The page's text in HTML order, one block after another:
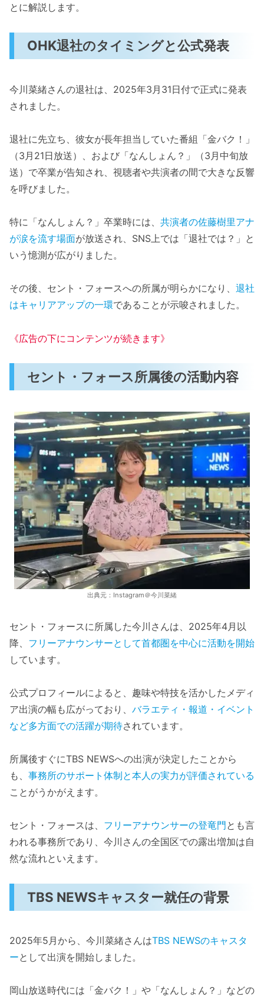
とに解説します。
OHK退社のタイミングと公式発表
今川菜緒さんの退社は、2025年3月31日付で正式に発表
されました。
退社に先立ち、彼女が長年担当していた番組「金バク！」
（3月21日放送）、および「なんしょん？」（3月中旬放
送）で卒業が告知され、視聴者や共演者の間で大きな反響
を呼びました。
特に「なんしょん？」卒業時には、 共演者の佐藤樹里アナ
が涙を流す場面が放送され、SNS上では「退社では？」と
いう憶測が広がりました。
その後、セント・フォースへの所属が明らかになり、 退社
はキャリアアップの一環であることが示唆されました。
《広告の下にコンテンツが続きます》
セント・フォース所属後の活動内容
出典元：Instagram＠今川菜緒
セント・フォースに所属した今川さんは、2025年4月以
降、 フリーアナウンサーとして首都圏を中心に活動を開始
しています。
公式プロフィールによると、趣味や特技を活かしたメディ
ア出演の幅も広がっており、 バラエティ・報道・イベント
など多方面での活躍が期待されています。
所属後すぐにTBS NEWSへの出演が決定したことから
も、 事務所のサポート体制と本人の実力が評価されている
ことがうかがえます。
セント・フォースは、 フリーアナウンサーの登竜門とも言
われる事務所であり、今川さんの全国区での露出増加は自
然な流れといえます。
TBS NEWSキャスター就任の背景
2025年5月から、今川菜緒さんはTBS NEWSのキャスタ
ーとして出演を開始しました。
岡山放送時代には「金バク！」や「なんしょん？」などの